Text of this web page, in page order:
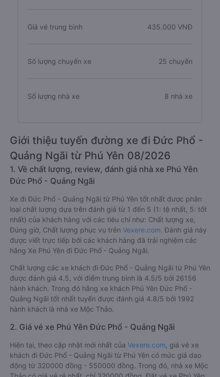
Giá vé trung bình 435.000 VNĐ
Số lượng chuyến xe 25 chuyến
Số lượng nhà xe 8 nhà xe
Giới thiệu tuyến đường xe đi Đức Phổ -
Quảng Ngãi từ Phú Yên 08/2026
1. Về chất lượng, review, đánh giá nhà xe Phú Yên
Đức Phổ - Quảng Ngãi
Xe đi Đức Phổ - Quảng Ngãi từ Phú Yên tốt nhất được phân
loại chất lượng dựa trên đánh giá từ 1 đến 5 (1: tệ nhất, 5: tốt
nhất) của khách hàng với các tiêu chí như: Chất lượng xe,
Đúng giờ, Chất lượng phục vụ trên Vexere.com. Đánh giá này
được viết trực tiếp bởi các khách hàng đã trải nghiệm các
hãng Xe Phú Yên đi Đức Phổ - Quảng Ngãi.
Chất lượng các xe khách đi Đức Phổ - Quảng Ngãi từ Phú Yên
được đánh giá 4.5, với điểm trung bình là 4.5/5 bởi 26156
hành khách. Trong đó hãng xe khách Phú Yên Đức Phổ -
Quảng Ngãi tốt nhất tuyến được đánh giá 4.8/5 bởi 1992
hành khách là nhà xe Mộc Thảo.
2. Giá vé xe Phú Yên Đức Phổ - Quảng Ngãi
Hiện tại, theo cập nhật mới nhất của Vexere.com , giá vé xe
khách đi Đức Phổ - Quảng Ngãi từ Phú Yên có mức giá dao
động từ 320000 đồng - 550000 đồng. Trong đó, nhà xe Mộc